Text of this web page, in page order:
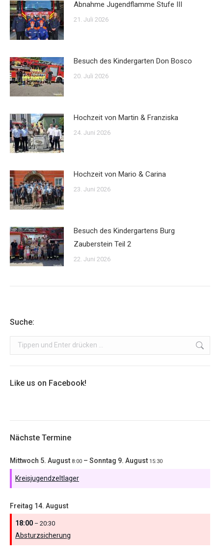
Abnahme Jugendflamme Stufe III
21. Juli 2026
Besuch des Kindergarten Don Bosco
20. Juli 2026
Hochzeit von Martin & Franziska
24. Juni 2026
Hochzeit von Mario & Carina
23. Juni 2026
Besuch des Kindergartens Burg
Zauberstein Teil 2
22. Juni 2026
Suche:
Search:
Like us on Facebook!
Nächste Termine
Mittwoch 5. August 8:00 – Sonntag 9. August 15:30
Kreisjugendzeltlager
Freitag 14. August
18:00 – 20:30
Absturzsicherung